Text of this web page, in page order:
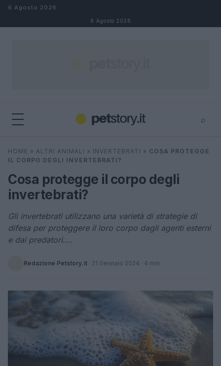
Salta al contenuto
6 Agosto 2026
6 Agosto 2026
⌕
Cerca ⌕ ×
HOME » ALTRI ANIMALI » INVERTEBRATI » COSA PROTEGGE
IL CORPO DEGLI INVERTEBRATI?
Cosa protegge il corpo degli
invertebrati?
Gli invertebrati utilizzano una varietà di strategie di
difesa per proteggere il loro corpo dagli agenti esterni
e dai predatori....
Redazione Petstory.it · 21 Gennaio 2024 · 4 min